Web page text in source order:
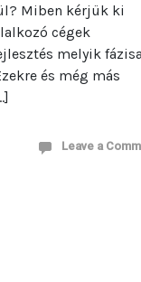
Miben kérjük ki
cégek
melyik fázisa
és még más
Leave a